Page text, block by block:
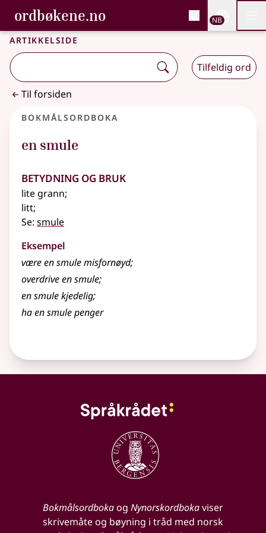
Gå til hovedinnhold
Tilgjengelighet
ordbøkene.no, Bokmålsordboka og
Bokmålsordboka og Nynorskordboka
NB
Artikkelside
Tilfeldig ord
Til forsiden
Bokmålsordboka
en smule
Betydning og bruk
lite grann;
litt;
Se: smule
Eksempel
være en smule misfornøyd;
overdrive en smule;
en smule kjedelig;
ha en smule penger
Bokmålsordbokaog Nynorskordbokaviser
skrivemåte og bøyning i tråd med norsk